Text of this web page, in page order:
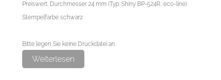
Preiswert: Durchmesser 24 mm (Typ: Shiny BP-524R, eco-line)
Stempelfarbe schwarz
Bitte legen Sie keine Druckdatei an.
Das Erstellen der Druckdatei übernehmen wir für Sie als
Weiterlesen